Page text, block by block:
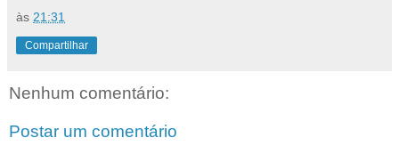
às 21:31
Compartilhar
Nenhum comentário:
Postar um comentário